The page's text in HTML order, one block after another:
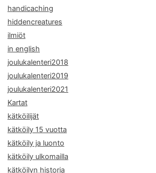
handicaching
hiddencreatures
ilmiöt
in english
joulukalenteri2018
joulukalenteri2019
joulukalenteri2021
Kartat
kätköilijät
kätköily 15 vuotta
kätköily ja luonto
kätköily ulkomailla
kätköilyn historia